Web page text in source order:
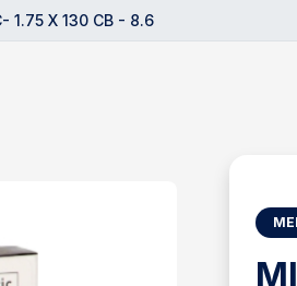
1.75 X 130 CB - 8.6